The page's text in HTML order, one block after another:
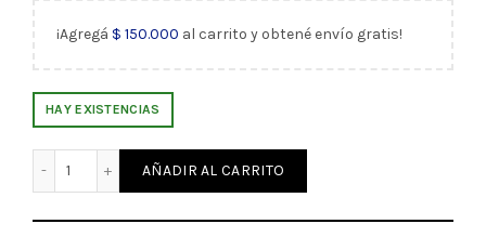
¡Agregá $ 150.000 al carrito y obtené envío gratis!
HAY EXISTENCIAS
Block de Dibujo Escolar N°5 Color El Nene Estrada (1242)
AÑADIR AL CARRITO